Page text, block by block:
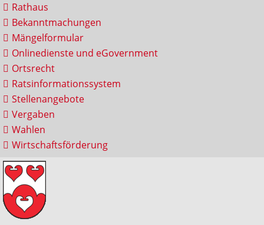
Rathaus
Bekanntmachungen
Mängelformular
Onlinedienste und eGovernment
Ortsrecht
Ratsinformationssystem
Stellenangebote
Vergaben
Wahlen
Wirtschaftsförderung